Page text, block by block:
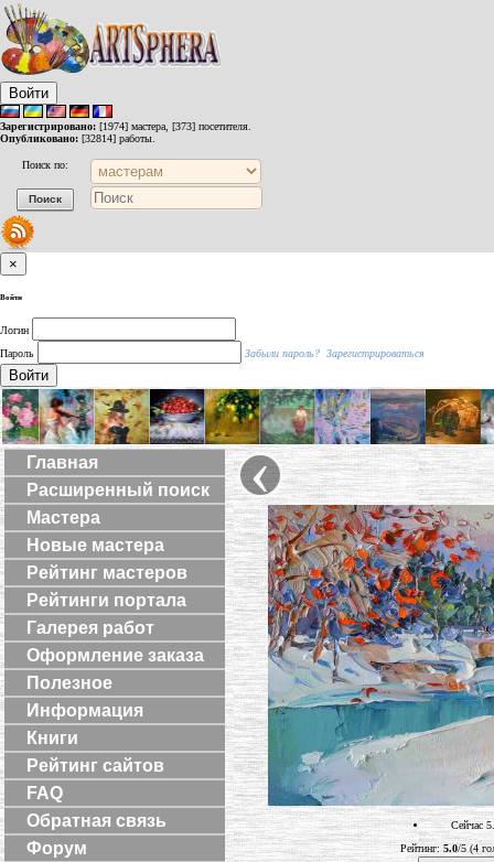
Войти
Зарегистрировано: [1974] мастера, [373] посетителя.
Опубликовано: [32814] работы.
Поиск по:
×
Войти
Логин
Пароль
Забыли пароль? Зарегистрироваться
Войти
Главная
Расширенный поиск
Мастера
Новые мастера
Рейтинг мастеров
Рейтинги портала
Галерея работ
Оформление заказа
Полезное
Информация
Книги
Рейтинг сайтов
FAQ
Обратная связь
Форум
‹
Сейчас
Рейтинг: 5.0/5 (4